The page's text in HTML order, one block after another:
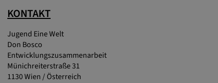
KONTAKT
Jugend Eine Welt
Don Bosco
Entwicklungszusammenarbeit
Münichreiterstraße 31
1130 Wien / Österreich